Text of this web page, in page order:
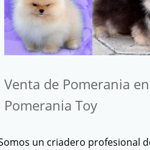
Venta de Pomerania
Pomerania Toy
un criadero profesional